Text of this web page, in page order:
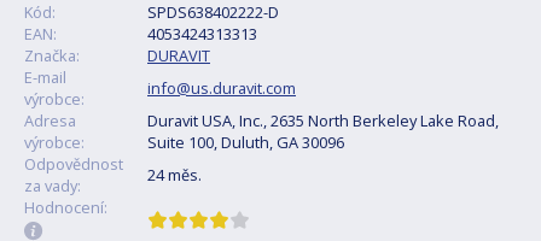
Kód:
SPDS638402222-D
EAN:
4053424313313
Značka:
DURAVIT
E-mail
výrobce:
info@us.duravit.com
Adresa
výrobce:
Duravit USA, Inc., 2635 North Berkeley Lake Road,
Suite 100, Duluth, GA 30096
Odpovědnost
za vady:
24 měs.
Hodnocení: